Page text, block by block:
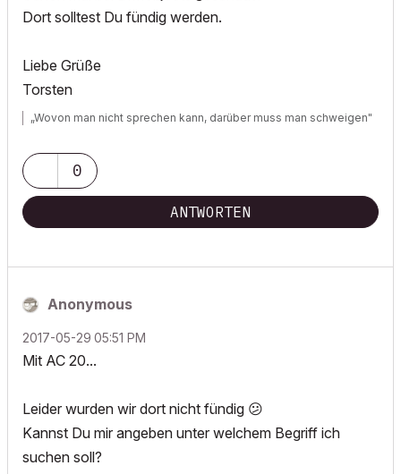
Dort solltest Du fündig werden.
Liebe Grüße
Torsten
„Wovon man nicht sprechen kann, darüber muss man schweigen"
0
ANTWORTEN
Anonymous
‎2017-05-29 05:51 PM
Mit AC 20...
Leider wurden wir dort nicht fündig 😕
Kannst Du mir angeben unter welchem Begriff ich
suchen soll?